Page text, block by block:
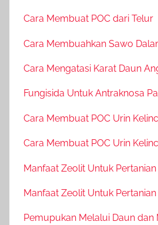
Cara Membuat POC dari Telur
Cara Membuahkan Sawo
Cara Mengatasi Karat Daun
Fungisida Untuk Antraknosa
Cara Membuat POC Urin
Cara Membuat POC Urin
Manfaat Zeolit Untuk Pertanian
Manfaat Zeolit Untuk Pertanian
Pemupukan Melalui Daun dan